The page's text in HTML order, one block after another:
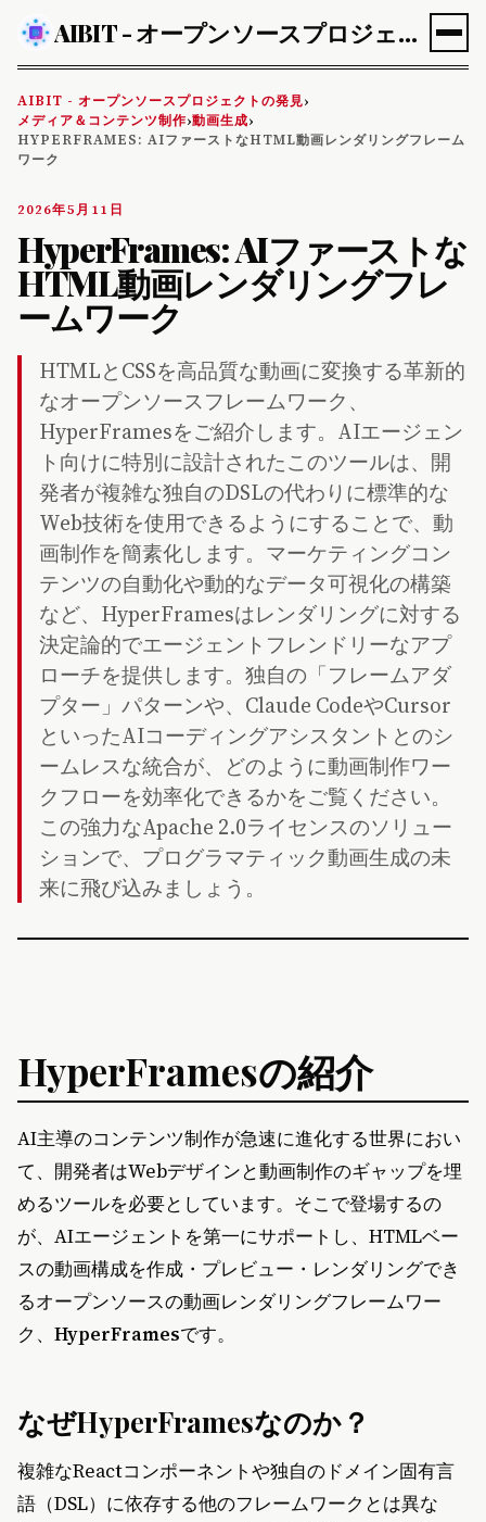
AIBIT - オープンソースプロジェクトの発見
AIBIT - オープンソースプロジェクトの発見›
メディア＆コンテンツ制作›動画生成›
HYPERFRAMES: AIファーストなHTML動画レンダリングフレーム
ワーク
2026年5月11日
HyperFrames: AIファーストな
HTML動画レンダリングフレ
ームワーク
HTMLとCSSを高品質な動画に変換する革新的
なオープンソースフレームワーク、
HyperFramesをご紹介します。AIエージェン
ト向けに特別に設計されたこのツールは、開
発者が複雑な独自のDSLの代わりに標準的な
Web技術を使用できるようにすることで、動
画制作を簡素化します。マーケティングコン
テンツの自動化や動的なデータ可視化の構築
など、HyperFramesはレンダリングに対する
決定論的でエージェントフレンドリーなアプ
ローチを提供します。独自の「フレームアダ
プター」パターンや、Claude CodeやCursor
といったAIコーディングアシスタントとのシ
ームレスな統合が、どのように動画制作ワー
クフローを効率化できるかをご覧ください。
この強力なApache 2.0ライセンスのソリュー
ションで、プログラマティック動画生成の未
来に飛び込みましょう。
HyperFramesの紹介
AI主導のコンテンツ制作が急速に進化する世界におい
て、開発者はWebデザインと動画制作のギャップを埋
めるツールを必要としています。そこで登場するの
が、AIエージェントを第一にサポートし、HTMLベー
スの動画構成を作成・プレビュー・レンダリングでき
るオープンソースの動画レンダリングフレームワー
ク、 HyperFramesです。
なぜHyperFramesなのか？
複雑なReactコンポーネントや独自のドメイン固有言
語（DSL）に依存する他のフレームワークとは異な